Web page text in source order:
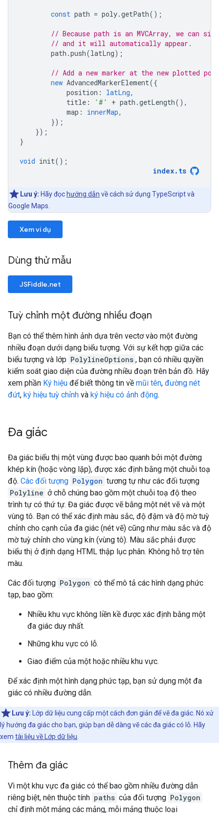
const path = poly.getPath();
// Because path is an MVCArray, we can
// and it will automatically appear.
path .push(latLng);
// Add a new marker at the new plotted
new AdvancedMarkerElement({
position : latLng,
title : '#' + path .getLength(),
map : innerMap,
});
});
}
void init();
index. ts
Lưu ý: Hãy đọc hướng dẫn về cách sử dụng TypeScript và
Google Maps.
Xem ví dụ
Dùng thử mẫu
JSFiddle.net
Tuỳ chỉnh một đường nhiều đoạn
Bạn có thể thêm hình ảnh dựa trên vectơ vào một đường
nhiều đoạn dưới dạng biểu tượng. Với sự kết hợp giữa các
biểu tượng và lớp PolylineOptions , bạn có nhiều quyền
kiểm soát giao diện của đường nhiều đoạn trên bản đồ. Hãy
xem phần Ký hiệu để biết thông tin về mũi tên, đường nét
đứt, ký hiệu tuỳ chỉnh và ký hiệu có ảnh động.
Đa giác
Đa giác biểu thị một vùng được bao quanh bởi một đường
khép kín (hoặc vòng lặp), được xác định bằng một chuỗi toạ
độ. Các đối tượng Polygon tương tự như các đối tượng
Polyline ở chỗ chúng bao gồm một chuỗi toạ độ theo
trình tự có thứ tự. Đa giác được vẽ bằng một nét vẽ và một
vùng tô. Bạn có thể xác định màu sắc, độ đậm và độ mờ tuỳ
chỉnh cho cạnh của đa giác (nét vẽ) cũng như màu sắc và độ
mờ tuỳ chỉnh cho vùng kín (vùng tô). Màu sắc phải được
biểu thị ở định dạng HTML thập lục phân. Không hỗ trợ tên
màu.
Các đối tượng Polygon có thể mô tả các hình dạng phức
tạp, bao gồm:
Nhiều khu vực không liền kề được xác định bằng một
đa giác duy nhất.
Những khu vực có lỗ.
Giao điểm của một hoặc nhiều khu vực.
Để xác định một hình dạng phức tạp, bạn sử dụng một đa
giác có nhiều đường dẫn.
Lưu ý: Lớp dữ liệu cung cấp một cách đơn giản để vẽ đa giác. Nó xử
lý hướng đa giác cho bạn, giúp bạn dễ dàng vẽ các đa giác có lỗ. Hãy
xem tài liệu về Lớp dữ liệu.
Thêm đa giác
Vì một khu vực đa giác có thể bao gồm nhiều đường dẫn
riêng biệt, nên thuộc tính paths của đối tượng Polygon
chỉ định một mảng các mảng, mỗi mảng thuộc loại